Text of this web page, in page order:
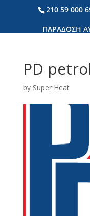
210 59 000
PD
by Super Heat